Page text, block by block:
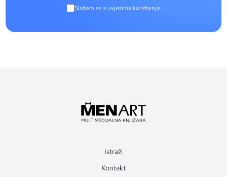
Slažem se s uvjetima korištenja.
Istraži
Kontakt